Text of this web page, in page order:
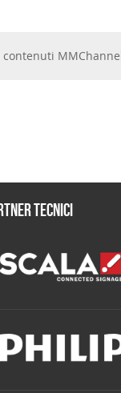
tecnici